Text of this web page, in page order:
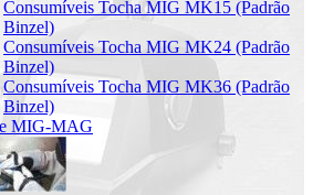
Consumíveis Tocha MIG MK15 (Padrão
Binzel)
Consumíveis Tocha MIG MK24 (Padrão
Binzel)
Consumíveis Tocha MIG MK36 (Padrão
Binzel)
MIG-MAG